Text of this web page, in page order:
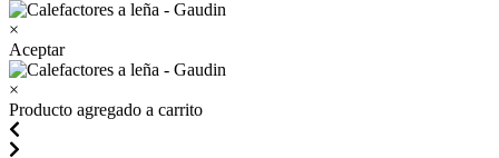
×
Aceptar
×
Producto agregado a carrito